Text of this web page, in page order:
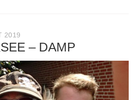
2019
– DAMP